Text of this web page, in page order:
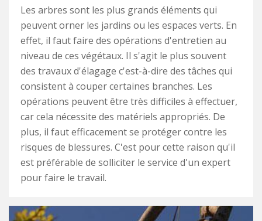
Les arbres sont les plus grands éléments qui
peuvent orner les jardins ou les espaces verts. En
effet, il faut faire des opérations d'entretien au
niveau de ces végétaux. Il s'agit le plus souvent
des travaux d'élagage c'est-à-dire des tâches qui
consistent à couper certaines branches. Les
opérations peuvent être très difficiles à effectuer,
car cela nécessite des matériels appropriés. De
plus, il faut efficacement se protéger contre les
risques de blessures. C'est pour cette raison qu'il
est préférable de solliciter le service d'un expert
pour faire le travail.